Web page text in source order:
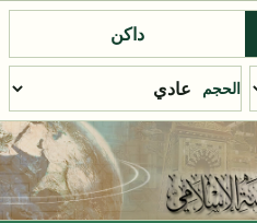
داكن
الحجم